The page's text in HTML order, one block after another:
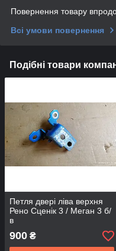
Повернення товару
Всі умови повернення
Подібні товари
Петля двері ліва верхня
Рено Сценік 3 / Меган 3 б/
в
900 ₴